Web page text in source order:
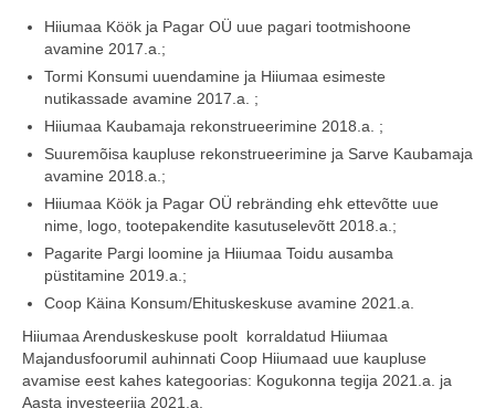
Hiiumaa Köök ja Pagar OÜ uue pagari tootmishoone
avamine 2017.a.;
Tormi Konsumi uuendamine ja Hiiumaa esimeste
nutikassade avamine 2017.a. ;
Hiiumaa Kaubamaja rekonstrueerimine 2018.a. ;
Suuremõisa kaupluse rekonstrueerimine ja Sarve Kaubamaja
avamine 2018.a.;
Hiiumaa Köök ja Pagar OÜ rebränding ehk ettevõtte uue
nime, logo, tootepakendite kasutuselevõtt 2018.a.;
Pagarite Pargi loomine ja Hiiumaa Toidu ausamba
püstitamine 2019.a.;
Coop Käina Konsum/Ehituskeskuse avamine 2021.a.
Hiiumaa Arenduskeskuse poolt korraldatud Hiiumaa
Majandusfoorumil auhinnati Coop Hiiumaad uue kaupluse
avamise eest kahes kategoorias: Kogukonna tegija 2021.a. ja
Aasta investeerija 2021.a.